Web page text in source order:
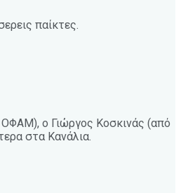
παίκτες.
ΟΦΑΜ), ο Γιώργος Κοσκινάς (από
στα Κανάλια.